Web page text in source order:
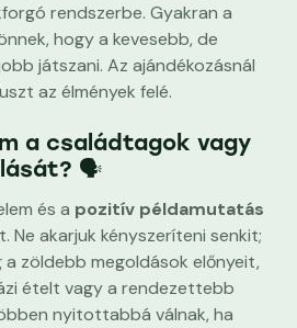
rendszerbe. Gyakran a
hogy a kevesebb, de
játszani. Az ajándékozásnál
az élmények felé.
a családtagok vagy
🗣️
és a pozitív példamutatás
Ne akarjuk kényszeríteni senkit;
zöldebb megoldások előnyeit,
ételt vagy a rendezettebb
nyitottabbá válnak, ha